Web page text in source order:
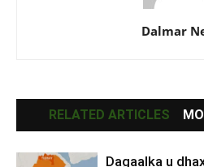
Dalmar
RELATED ARTICLES
Dagaalka u